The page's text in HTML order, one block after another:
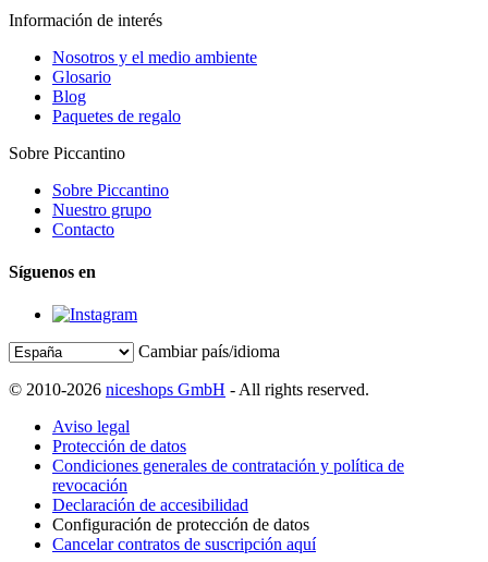
Información de interés
Nosotros y el medio ambiente
Glosario
Blog
Paquetes de regalo
Sobre Piccantino
Sobre Piccantino
Nuestro grupo
Contacto
Síguenos en
Cambiar país/idioma
© 2010-2026 niceshops GmbH - All rights reserved.
Aviso legal
Protección de datos
Condiciones generales de contratación y política de
revocación
Declaración de accesibilidad
Configuración de protección de datos
Cancelar contratos de suscripción aquí